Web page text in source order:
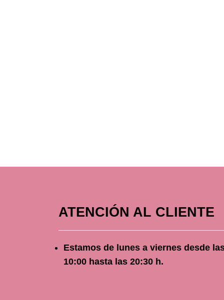
ATENCIÓN AL CLIENTE
Estamos de lunes a viernes desde
10:00 hasta las 20:30 h.